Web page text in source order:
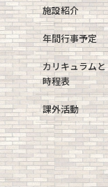
施設紹介
年間行事予定
カリキュラムと
時程表
課外活動